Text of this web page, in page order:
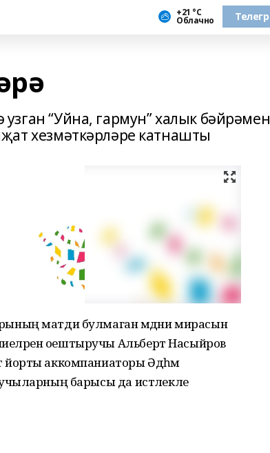
+21 °С
Облачно
“Уйна, гармун” халык
хезмәткәрләре катнашты
матди булмаган мәдәни мирасын
оештыручы Альберт Насыйров
йорты аккомпаниаторы Әдһәм
барысы да истәлекле